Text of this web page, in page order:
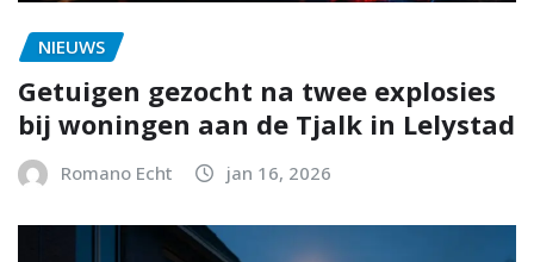
NIEUWS
Getuigen gezocht na twee explosies
bij woningen aan de Tjalk in Lelystad
Romano Echt jan 16, 2026